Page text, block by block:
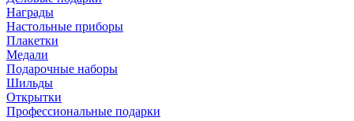
Награды
Настольные приборы
Плакетки
Медали
Подарочные наборы
Шильды
Открытки
Профессиональные подарки